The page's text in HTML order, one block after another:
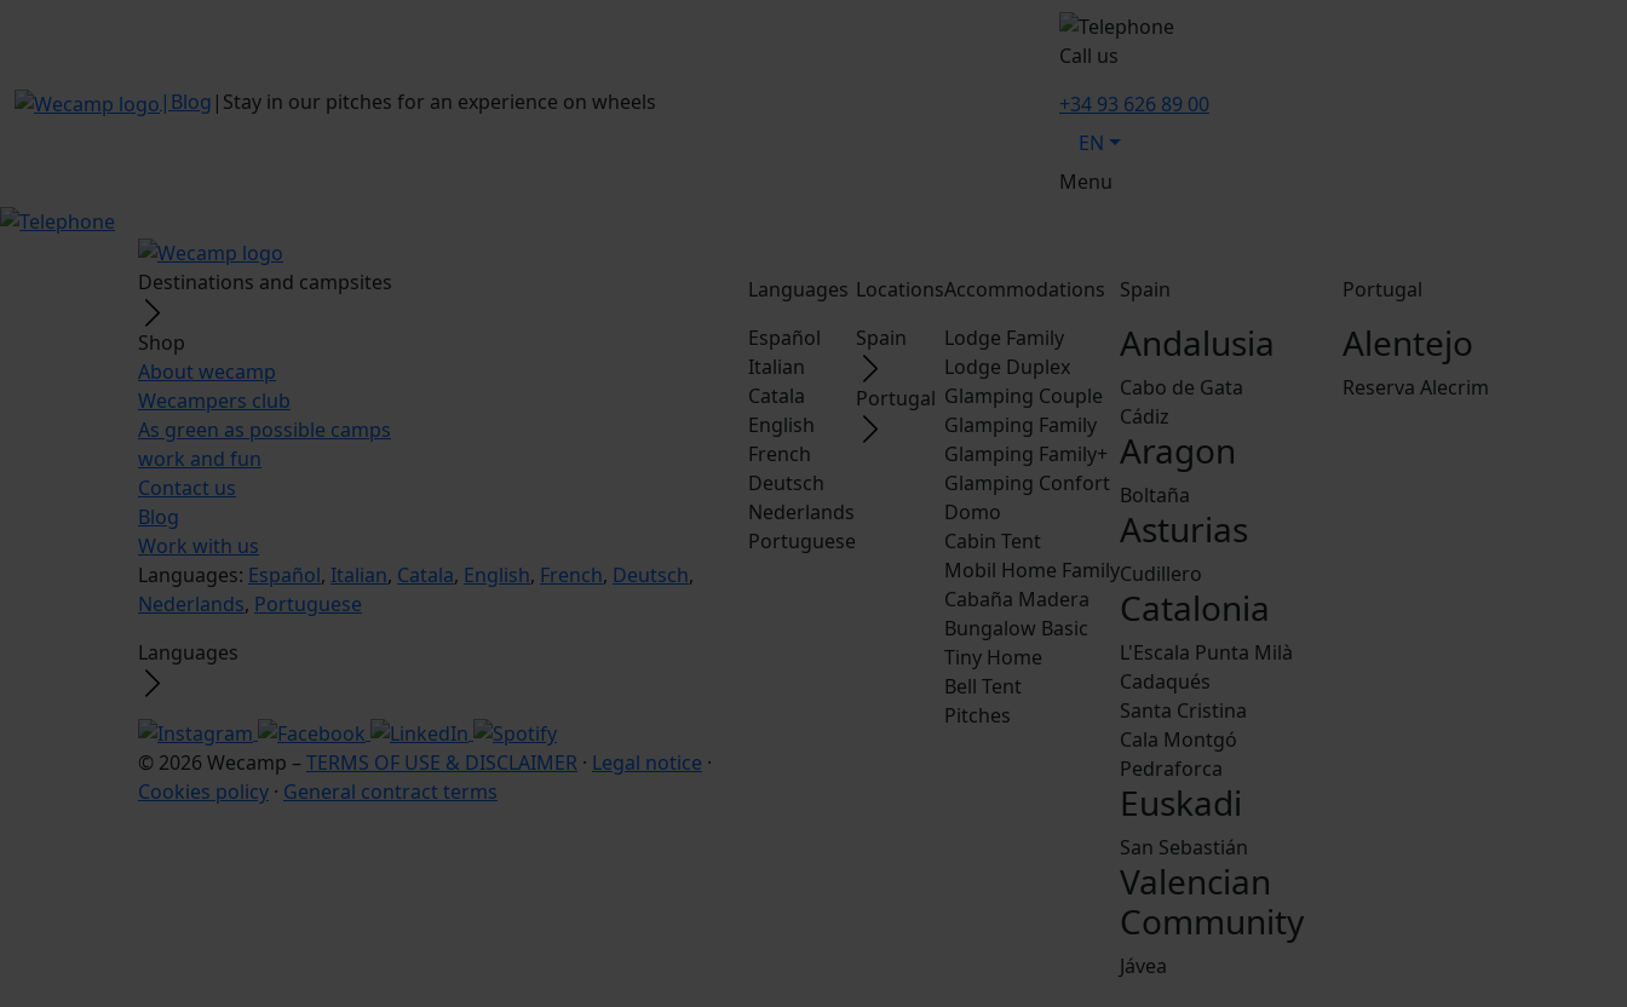
| Blog | Stay in our pitches for an experience on wheels
Call us
+34 93 626 89 00
EN
Menu
Destinations and campsites
Shop
About wecamp
Wecampers club
As green as possible camps
work and fun
Contact us
Blog
Work with us
Languages: Español, Italian, Catala, English, French, Deutsch,
Nederlands, Portuguese
Languages
© 2026 Wecamp – TERMS OF USE & DISCLAIMER · Legal notice ·
Cookies policy · General contract terms
Languages
Español
Italian
Catala
English
French
Deutsch
Nederlands
Portuguese
Locations
Spain
Portugal
Accommodations
Lodge Family
Lodge Duplex
Glamping Couple
Glamping Family
Glamping Family+
Glamping Confort
Domo
Cabin Tent
Mobil Home Family
Cabaña Madera
Bungalow Basic
Tiny Home
Bell Tent
Pitches
Spain
Andalusia
Cabo de Gata
Cádiz
Aragon
Boltaña
Asturias
Cudillero
Catalonia
L'Escala Punta Milà
Cadaqués
Santa Cristina
Cala Montgó
Pedraforca
Euskadi
San Sebastián
Valencian
Community
Jávea
Portugal
Alentejo
Reserva Alecrim